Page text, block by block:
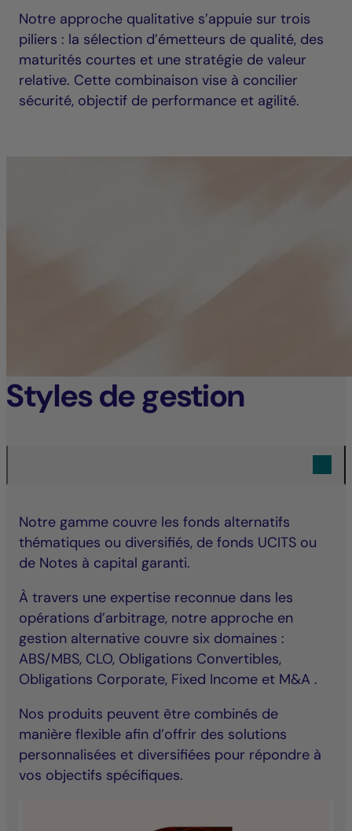
Notre approche qualitative s’appuie sur trois
piliers : la sélection d’émetteurs de qualité, des
maturités courtes et une stratégie de valeur
relative. Cette combinaison vise à concilier
sécurité, objectif de performance et agilité.
Styles de gestion
Notre gamme couvre les fonds alternatifs
thématiques ou diversifiés, de fonds UCITS ou
de Notes à capital garanti.
À travers une expertise reconnue dans les
opérations d’arbitrage, notre approche en
gestion alternative couvre six domaines :
ABS/MBS, CLO, Obligations Convertibles,
Obligations Corporate, Fixed Income et M&A .
Nos produits peuvent être combinés de
manière flexible afin d’offrir des solutions
personnalisées et diversifiées pour répondre à
vos objectifs spécifiques.